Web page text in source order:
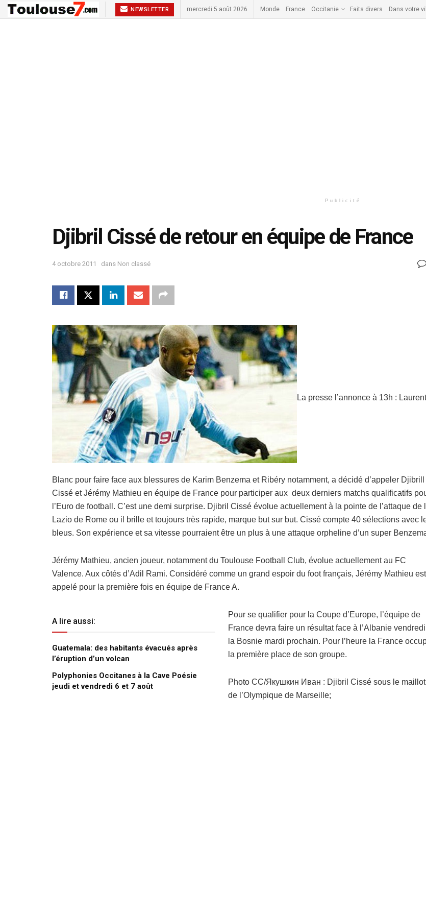
NEWSLETTER mercredi 5 août 2026 Monde France Occitanie Faits divers Dans votre
Publicité
Djibril Cissé de retour en équipe de France
4 octobre 2011 dans Non classé
La presse l’annonce à 13h : Laurent
Blanc pour faire face aux blessures de Karim Benzema et Ribéry notamment, a décidé d’appeler Djibrill
Cissé et Jérémy Mathieu en équipe de France pour participer aux deux derniers matchs qualificatifs
l’Euro de football. C’est une demi surprise. Djibril Cissé évolue actuellement à la pointe de l’attaque de
Lazio de Rome ou il brille et toujours très rapide, marque but sur but. Cissé compte 40 sélections avec
bleus. Son expérience et sa vitesse pourraient être un plus à une attaque orpheline d’un super
Jérémy Mathieu, ancien joueur, notamment du Toulouse Football Club, évolue actuellement au FC
Valence. Aux côtés d’Adil Rami. Considéré comme un grand espoir du foot français, Jérémy Mathieu est
appelé pour la première fois en équipe de France A.
A lire aussi:
Guatemala: des habitants évacués après
l’éruption d’un volcan
Polyphonies Occitanes à la Cave Poésie
jeudi et vendredi 6 et 7 août
Pour se qualifier pour la Coupe d’Europe, l’équipe de
France devra faire un résultat face à l’Albanie
la Bosnie mardi prochain. Pour l’heure la France
la première place de son groupe.
Photo CC/Якушкин Иван : Djibril Cissé sous le maillot
de l’Olympique de Marseille;